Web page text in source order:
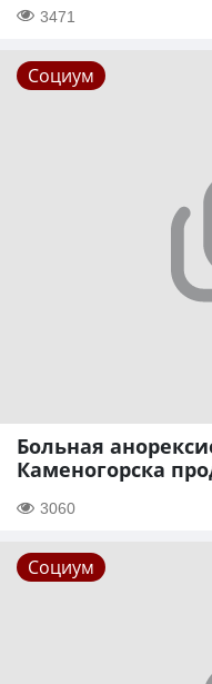
3471
Социум
Больная
Каменогорска
3060
Социум